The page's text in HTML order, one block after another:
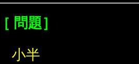
［ 問題］
小半